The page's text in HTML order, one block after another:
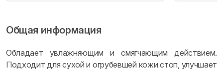
Общая информация
Обладает увлажняющим и смягчающим действием.
Подходит для сухой и огрубевшей кожи стоп, улучшает